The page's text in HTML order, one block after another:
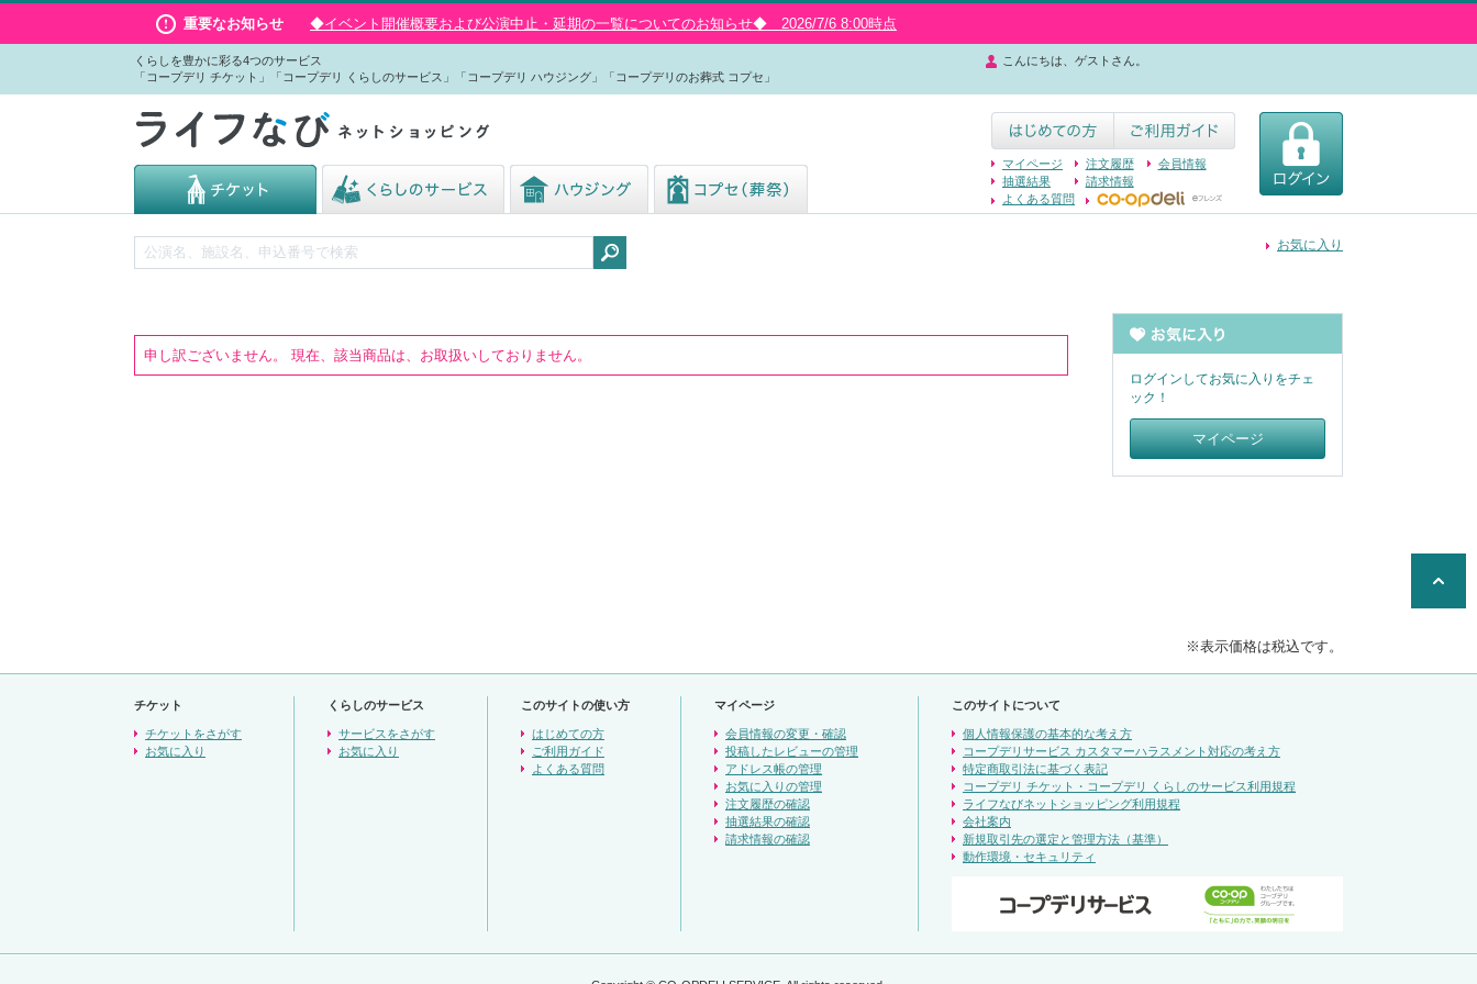
重要なお知らせ ◆イベント開催概要および公演中止・延期の一覧についてのお知らせ◆ 2026/7/6 8:00時点
くらしを豊かに彩る4つのサービス
「コープデリ チケット」「コープデリ くらしのサービス」「コープデリ ハウジング」「コープデリのお葬式 コプセ」
こんにちは、ゲストさん。
マイページ 注文履歴
会員情報
抽選結果
請求情報
よくある質問
お気に入り
申し訳ございません。 現在、該当商品は、お取扱いしておりません。
ログインしてお気に入りをチェ
ック！
マイページ
※表示価格は税込です。
チケット
チケットをさがす
お気に入り
くらしのサービス
サービスをさがす
お気に入り
このサイトの使い方
はじめての方
ご利用ガイド
よくある質問
マイページ
会員情報の変更・確認
投稿したレビューの管理
アドレス帳の管理
お気に入りの管理
注文履歴の確認
抽選結果の確認
請求情報の確認
このサイトについて
個人情報保護の基本的な考え方
コープデリサービス カスタマーハラスメント対応の考え方
特定商取引法に基づく表記
コープデリ チケット・コープデリ くらしのサービス利用規程
ライフなびネットショッピング利用規程
会社案内
新規取引先の選定と管理方法（基準）
動作環境・セキュリティ